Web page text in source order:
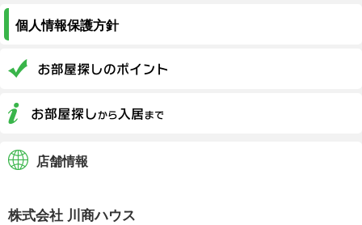
個人情報保護方針
店舗情報
株式会社 川商ハウス